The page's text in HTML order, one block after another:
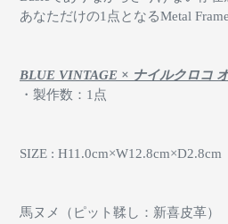
あなただけの1点となるMetal
BLUE VINTAGE × ナイルクロコ
・製作数：1点
SIZE : H11.0cm×W12.8cm×D2.8cm
馬ヌメ（ピット鞣し：新喜皮革）